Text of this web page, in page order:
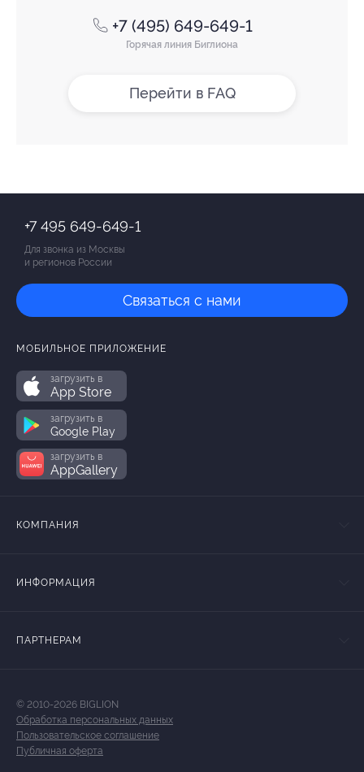
+7 (495) 649-649-1
Горячая линия Биглиона
Перейти в FAQ
+7 495 649-649-1
Для звонка из Москвы
и регионов России
Связаться с нами
МОБИЛЬНОЕ ПРИЛОЖЕНИЕ
загрузить в
App Store
загрузить в
Google Play
загрузить в
AppGallery
КОМПАНИЯ
ИНФОРМАЦИЯ
ПАРТНЕРАМ
© 2010-2026 BIGLION
Обработка персональных данных
Пользовательское соглашение
Публичная оферта